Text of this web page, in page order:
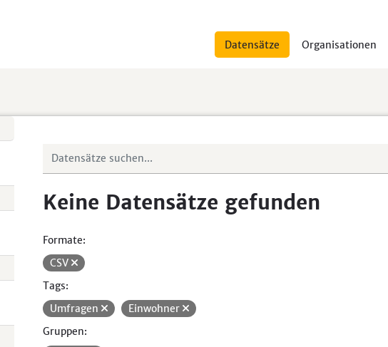
Datensätze Organisationen
Keine Datensätze gefunden
Formate:
CSV
Tags:
Umfragen
Einwohner
Gruppen: